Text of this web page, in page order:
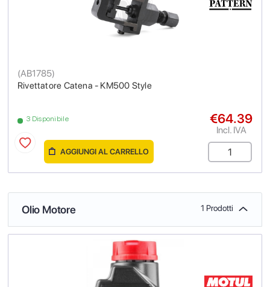
Rivettatore Catena - KM500 Style
(AB1785)
3 Disponibile €64.39
Incl. IVA
AGGIUNGI AL CARRELLO
Olio Motore 1 Prodotti